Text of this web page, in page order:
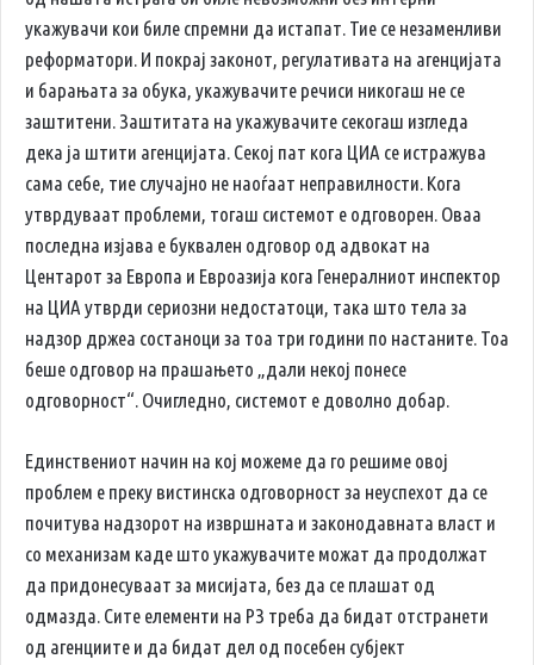
укажувачи кои биле спремни да истапат. Тие се незаменливи
реформатори. И покрај законот, регулативата на агенцијата
и барањата за обука, укажувачите речиси никогаш не се
заштитени. Заштитата на укажувачите секогаш изгледа
дека ја штити агенцијата. Секој пат кога ЦИА се истражува
сама себе, тие случајно не наоѓаат неправилности. Кога
утврдуваат проблеми, тогаш системот е одговорен. Оваа
последна изјава е буквален одговор од адвокат на
Центарот за Европа и Евроазија кога Генералниот инспектор
на ЦИА утврди сериозни недостатоци, така што тела за
надзор држеа состаноци за тоа три години по настаните. Тоа
беше одговор на прашањето „дали некој понесе
одговорност“. Очигледно, системот е доволно добар.
Единствениот начин на кој можеме да го решиме овој
проблем е преку вистинска одговорност за неуспехот да се
почитува надзорот на извршната и законодавната власт и
со механизам каде што укажувачите можат да продолжат
да придонесуваат за мисијата, без да се плашат од
одмазда. Сите елементи на РЗ треба да бидат отстранети
од агенциите и да бидат дел од посебен субјект